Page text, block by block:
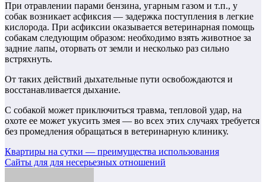
При отравлении парами бензина, угарным газом и т.п., у
собак возникает асфиксия — задержка поступления в легкие
кислорода. При асфиксии оказывается ветеринарная помощь
собакам следующим образом: необходимо взять животное за
задние лапы, оторвать от земли и несколько раз сильно
встряхнуть.
От таких действий дыхательные пути освобождаются и
восстанавливается дыхание.
С собакой может приключиться травма, тепловой удар, на
охоте ее может укусить змея — во всех этих случаях требуется
без промедления обращаться в ветеринарную клинику.
Навигация
по
Квартиры на сутки — преимущества использования
Сайты для для несерьезных отношений